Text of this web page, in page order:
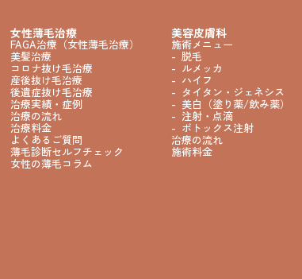
女性薄毛治療
FAGA治療（女性薄毛治療）
美髪治療
コロナ抜け毛治療
産後抜け毛治療
後遺症抜け毛治療
治療実績・症例
治療の流れ
治療料金
よくあるご質問
薄毛診断セルフチェック
女性の薄毛コラム
美容皮膚科
施術メニュー
脱毛
ルメッカ
ハイフ
タイタン・ジェネシス
美白（塗り薬/飲み薬）
注射・点滴
ボトックス注射
治療の流れ
施術料金